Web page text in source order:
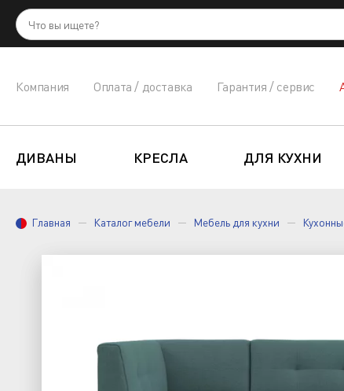
Компания Оплата / доставка Гарантия / сервис
ДИВАНЫ КРЕСЛА ДЛЯ КУХНИ
Главная Каталог мебели Мебель для кухни